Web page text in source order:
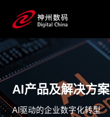
AI产品及解决方案
AI驱动的企业数字化转型